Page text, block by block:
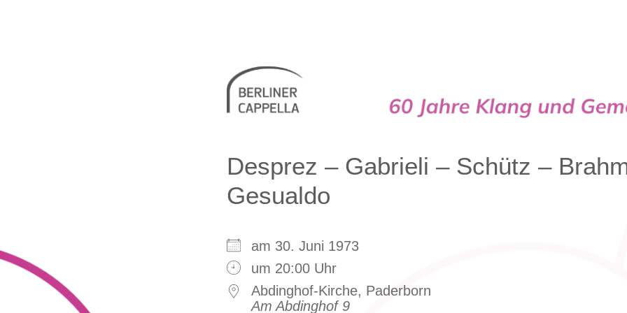
Desprez – Gabrieli – Schütz –
Gesualdo
am 30. Juni 1973
um 20:00 Uhr
Abdinghof-Kirche, Paderborn
Am Abdinghof 9